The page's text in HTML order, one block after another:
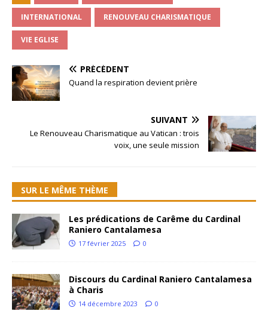
INTERNATIONAL RENOUVEAU CHARISMATIQUE
VIE EGLISE
PRÉCÉDENT
Quand la respiration devient prière
SUIVANT
Le Renouveau Charismatique au Vatican : trois
voix, une seule mission
SUR LE MÊME THÈME
Les prédications de Carême du Cardinal
Raniero Cantalamesa
17 février 2025 0
Discours du Cardinal Raniero Cantalamesa
à Charis
14 décembre 2023 0